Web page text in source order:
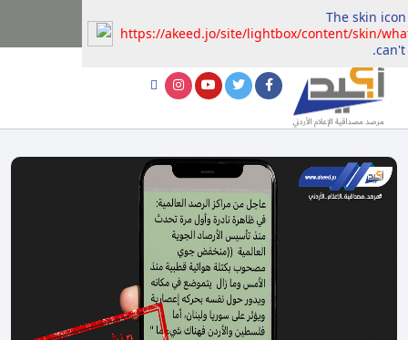
The skin
https://akeed.jo/site/lightbox/content/skin/
can't